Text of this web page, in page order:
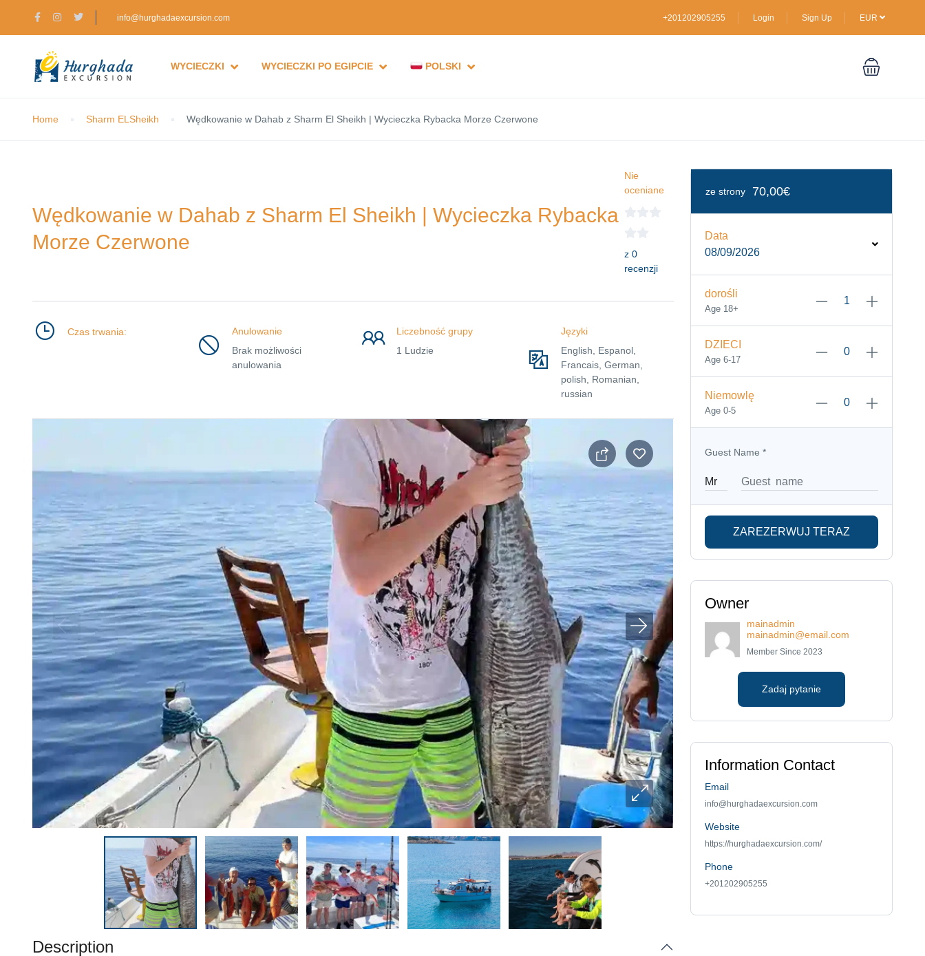
info@hurghadaexcursion.com +201202905255 Login Sign Up EUR
WYCIECZKI WYCIECZKI PO EGIPCIE POLSKI
Home Sharm ELSheikh Wędkowanie w Dahab z Sharm El Sheikh | Wycieczka Rybacka Morze Czerwone
Wędkowanie w Dahab z Sharm El Sheikh | Wycieczka Rybacka
Morze Czerwone
Nie
oceniane
z 0
recenzji
Czas trwania:
Anulowanie
Brak możliwości
anulowania
Liczebność grupy
1 Ludzie
Języki
English, Espanol,
Francais, German,
polish, Romanian,
russian
Description
ze strony 70,00€
Data
08/09/2026
dorośli
Age 18+
DZIECI
Age 6-17
Niemowlę
Age 0-5
Guest Name *
ZAREZERWUJ TERAZ
Owner
mainadmin
mainadmin@email.com
Member Since 2023
Zadaj pytanie
Information Contact
Email
info@hurghadaexcursion.com
Website
https://hurghadaexcursion.com/
Phone
+201202905255